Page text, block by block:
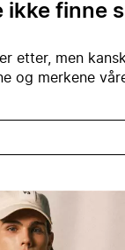
ikke finne
etter, men
og merkene